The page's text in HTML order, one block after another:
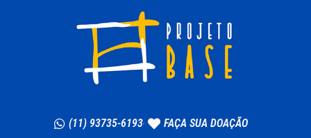
(11) 93735-6193 FAÇA SUA DOAÇÃO